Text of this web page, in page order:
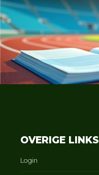
OVERIGE LINKS
Login